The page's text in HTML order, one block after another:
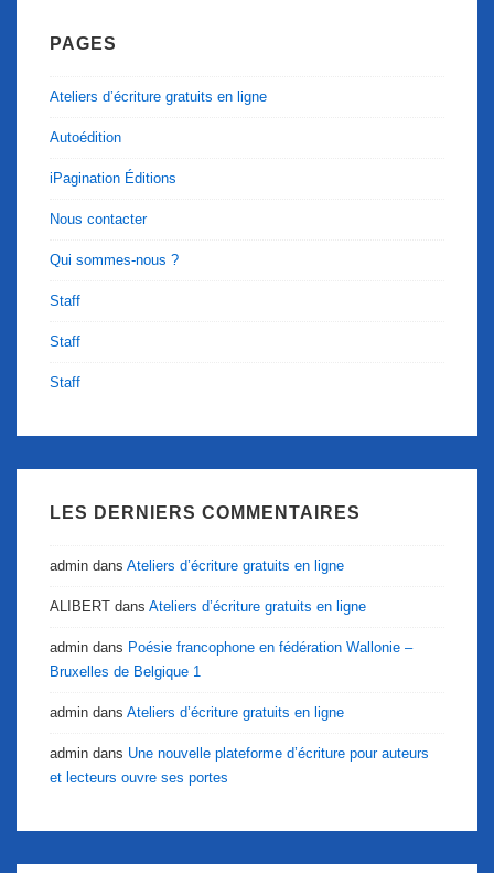
PAGES
Ateliers d’écriture gratuits en ligne
Autoédition
iPagination Éditions
Nous contacter
Qui sommes-nous ?
Staff
Staff
Staff
LES DERNIERS COMMENTAIRES
admin dans Ateliers d’écriture gratuits en ligne
ALIBERT dans Ateliers d’écriture gratuits en ligne
admin dans Poésie francophone en fédération Wallonie –
Bruxelles de Belgique 1
admin dans Ateliers d’écriture gratuits en ligne
admin dans Une nouvelle plateforme d’écriture pour auteurs
et lecteurs ouvre ses portes